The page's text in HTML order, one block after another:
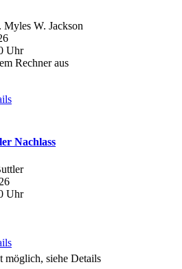
Myles W. Jackson
Uhr
Rechner aus
Nachlass
Uhr
siehe Details